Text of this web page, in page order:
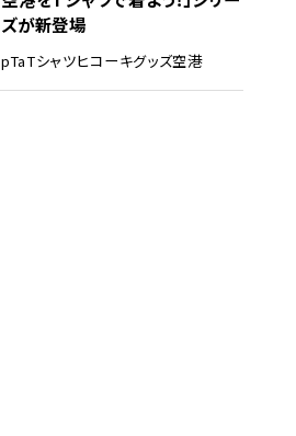
ズが新登場
pTaTシャツヒコーキグッズ空港